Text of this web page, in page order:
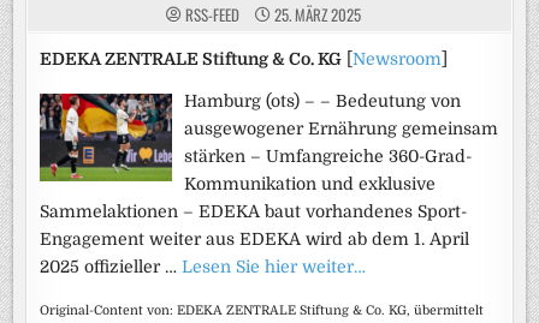
RSS-FEED 25. MÄRZ 2025
EDEKA ZENTRALE Stiftung & Co. KG [Newsroom
Hamburg (ots) – – Bedeutung von
ausgewogener Ernährung gemeinsam
stärken – Umfangreiche 360-Grad-
Kommunikation und exklusive
Sammelaktionen – EDEKA baut vorhandenes Sport-
Engagement weiter aus EDEKA wird ab dem 1. April
2025 offizieller …Lesen Sie hier weiter…
Original-Content von: EDEKA ZENTRALE Stiftung & Co. KG, übermittelt